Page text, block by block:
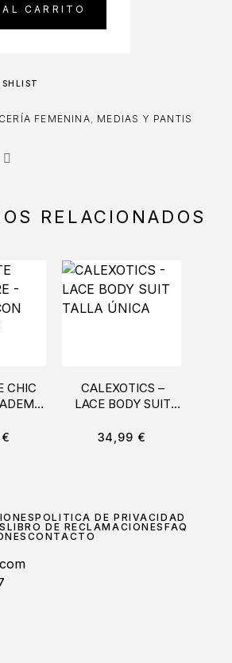
CARRITO
FEMENINA, MEDIAS Y PANTIS
RELACIONADOS
CHIC
€
CALEXOTICS –
LACE BODY SUIT
34,99 €
POLÍTICA DE PRIVACIDAD
LIBRO DE RECLAMACIONES FAQ
CONTACTO